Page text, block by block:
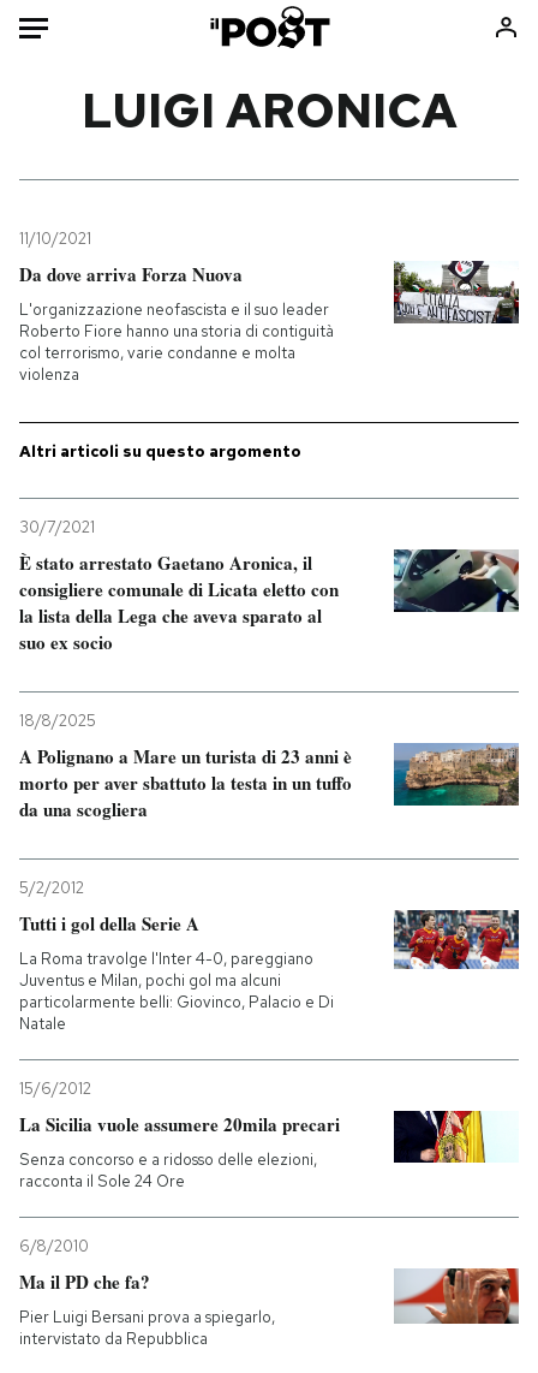
Mondo
Politica
Tecnologia
Internet
Scienza
Economia
Consumismi
Storie/Idee
Ok Boomer!
PODCAST
I MIEI PREFERITI
AREA PERSONALE
LUIGI ARONICA
11/10/2021
Da dove arriva Forza Nuova
L'organizzazione neofascista e il suo leader
Roberto Fiore hanno una storia di contiguità
col terrorismo, varie condanne e molta
violenza
Altri articoli su questo argomento
30/7/2021
È stato arrestato Gaetano Aronica, il
consigliere comunale di Licata eletto con
la lista della Lega che aveva sparato al
suo ex socio
18/8/2025
A Polignano a Mare un turista di 23 anni è
morto per aver sbattuto la testa in un tuffo
da una scogliera
5/2/2012
Tutti i gol della Serie A
La Roma travolge l'Inter 4-0, pareggiano
Juventus e Milan, pochi gol ma alcuni
particolarmente belli: Giovinco, Palacio e Di
Natale
15/6/2012
La Sicilia vuole assumere 20mila precari
Senza concorso e a ridosso delle elezioni,
racconta il Sole 24 Ore
6/8/2010
Ma il PD che fa?
Pier Luigi Bersani prova a spiegarlo,
intervistato da Repubblica